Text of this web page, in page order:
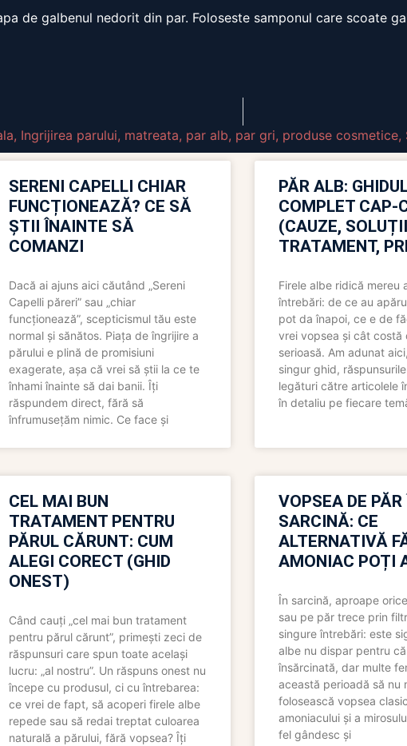
de galbenul nedorit din par. Foloseste samponul care scoate
, Ingrijirea parului, matreata, par alb, par gri, produse cosmetice,
SERENI CAPELLI CHIAR
FUNCȚIONEAZĂ? CE SĂ
ȘTII ÎNAINTE SĂ
COMANZI
Dacă ai ajuns aici căutând „Sereni
Capelli păreri” sau „chiar
funcționează”, scepticismul tău este
normal și sănătos. Piața de îngrijire a
părului e plină de promisiuni
exagerate, așa că vrei să știi la ce te
înhami înainte să dai banii. Îți
răspundem direct, fără să
înfrumusețăm nimic. Ce face și
PĂR ALB:
COMPLET CAP-
(CAUZE,
TRATAMENT,
Firele albe ridică mereu
întrebări: de ce au
pot da înapoi, ce e de
vrei vopsea și cât costă
serioasă. Am adunat
singur ghid,
legături către articolele
în detaliu pe fiecare
CEL MAI BUN
TRATAMENT PENTRU
PĂRUL CĂRUNT: CUM
ALEGI CORECT (GHID
ONEST)
Când cauți „cel mai bun tratament
pentru părul cărunt”, primești zeci de
răspunsuri care spun toate același
lucru: „al nostru”. Un răspuns onest nu
începe cu produsul, ci cu întrebarea:
ce vrei de fapt, să acoperi firele albe
repede sau să redai treptat culoarea
naturală a părului, fără vopsea? Îți
VOPSEA DE PĂR
SARCINĂ: CE
ALTERNATIVĂ
AMONIAC POȚI
În sarcină, aproape
sau pe păr trece prin
singure întrebări: este
albe nu dispar pentru
însărcinată, dar multe
această perioadă să nu
folosească vopsea
amoniacului și a
fel gândesc și